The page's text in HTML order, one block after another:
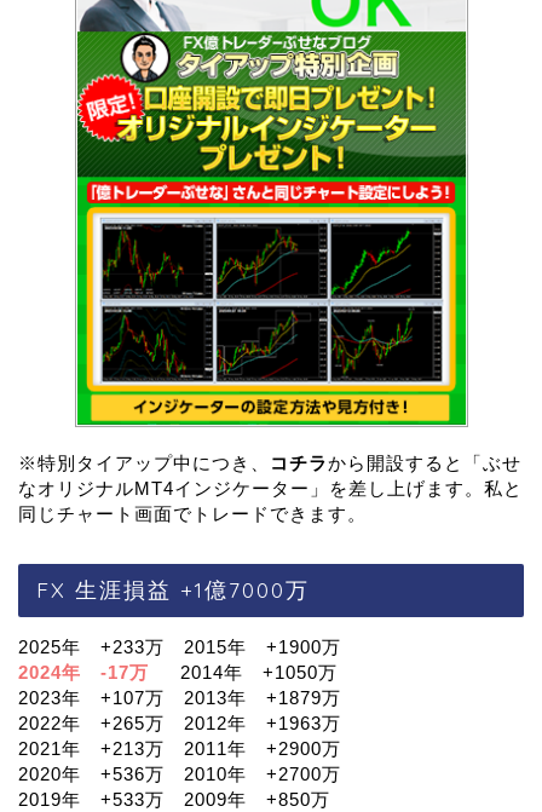
※特別タイアップ中につき、 コチラから開設すると「ぶせ
なオリジナルMT4インジケーター」を差し上げます。私と
同じチャート画面でトレードできます。
FX 生涯損益 +1億7000万
2025年 +233万 2015年 +1900万
2024年 -17万
2014年 +1050万
2023年 +107万 2013年 +1879万
2022年 +265万 2012年 +1963万
2021年 +213万 2011年 +2900万
2020年 +536万 2010年 +2700万
2019年 +533万 2009年 +850万